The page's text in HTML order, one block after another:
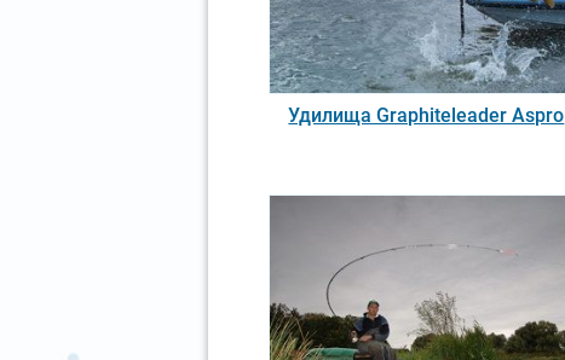
Удилища Graphiteleader Aspro